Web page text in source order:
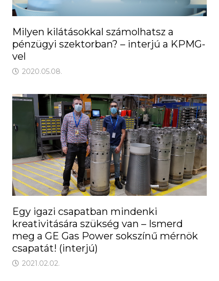
Milyen kilátásokkal számolhatsz a
pénzügyi szektorban? – interjú a KPMG-
vel
2020.05.08.
Egy igazi csapatban mindenki
kreativitására szükség van – Ismerd
meg a GE Gas Power sokszínű mérnök
csapatát! (interjú)
2021.02.02.